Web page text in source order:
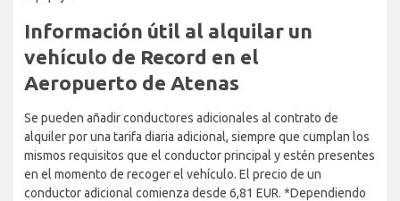
Información útil al alquilar un
vehículo de Record en el
Aeropuerto de Atenas
Se pueden añadir conductores adicionales al contrato de
alquiler por una tarifa diaria adicional, siempre que cumplan los
mismos requisitos que el conductor principal y estén presentes
en el momento de recoger el vehículo. El precio de un
conductor adicional comienza desde 6,81 EUR. *Dependiendo